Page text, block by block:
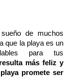
de muchos
que la playa es un
para tus
más feliz y
promete ser